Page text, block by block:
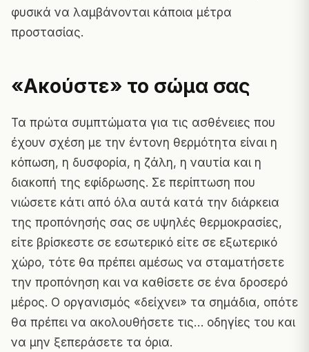
φυσικά να λαμβάνονται κάποια μέτρα
προστασίας.
«Ακούστε» το σώμα σας
Τα πρώτα συμπτώματα για τις ασθένειες που
έχουν σχέση με την έντονη θερμότητα είναι η
κόπωση, η δυσφορία, η ζάλη, η ναυτία και η
διακοπή της εφίδρωσης. Σε περίπτωση που
νιώσετε κάτι από όλα αυτά κατά την διάρκεια
της προπόνησής σας σε υψηλές θερμοκρασίες,
είτε βρίσκεστε σε εσωτερικό είτε σε εξωτερικό
χώρο, τότε θα πρέπει αμέσως να σταματήσετε
την προπόνηση και να καθίσετε σε ένα δροσερό
μέρος. Ο οργανισμός «δείχνει» τα σημάδια, οπότε
θα πρέπει να ακολουθήσετε τις… οδηγίες του και
να μην ξεπεράσετε τα όρια.